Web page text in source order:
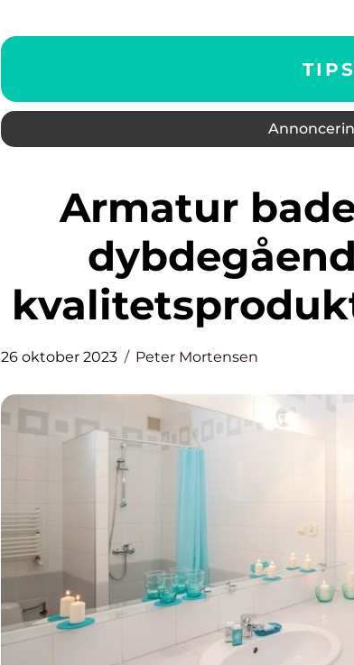
Armatur badeværelse: En
26 oktober 2023 Peter Mortensen